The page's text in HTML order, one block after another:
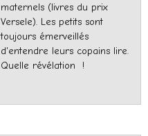
maternels (livres du prix
Versele). Les petits sont
toujours émerveillés
d'entendre leurs copains lire.
Quelle révélation !